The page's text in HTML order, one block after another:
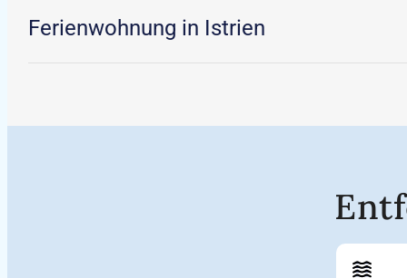
Ferienwohnung in Istrien